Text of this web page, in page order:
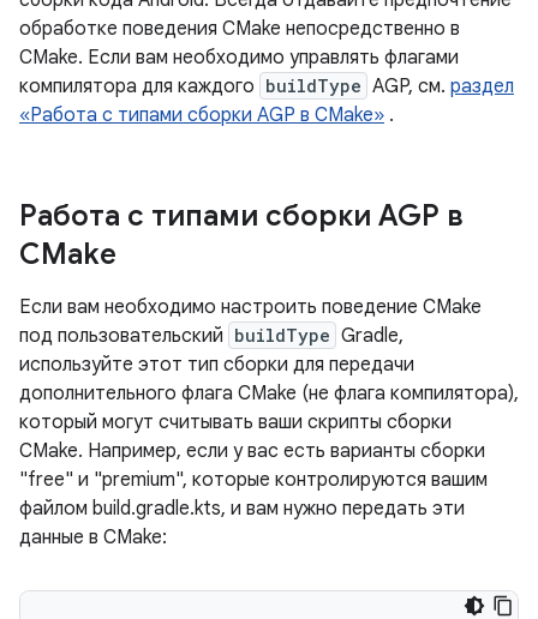
обработке поведения CMake непосредственно в
CMake. Если вам необходимо управлять флагами
компилятора для каждого buildType AGP, см. раздел
«Работа с типами сборки AGP в CMake» .
Работа с типами сборки AGP в
CMake
Если вам необходимо настроить поведение CMake
под пользовательский buildType Gradle,
используйте этот тип сборки для передачи
дополнительного флага CMake (не флага компилятора),
который могут считывать ваши скрипты сборки
CMake. Например, если у вас есть варианты сборки
"free" и "premium", которые контролируются вашим
файлом build.gradle.kts, и вам нужно передать эти
данные в CMake: